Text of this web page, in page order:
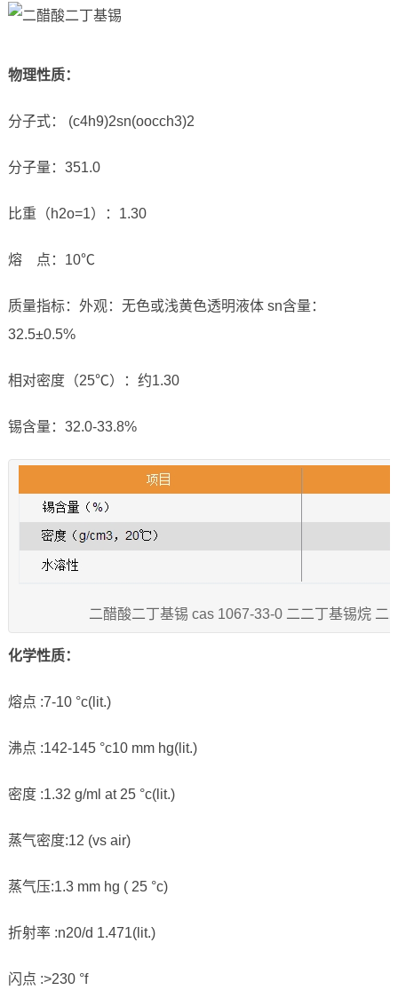
物理性质：
分子式： (c4h9)2sn(oocch3)2
分子量：351.0
比重（h2o=1）：1.30
熔 点：10℃
质量指标：外观：无色或浅黄色透明液体 sn含量：
32.5±0.5%
相对密度（25℃）：约1.30
锡含量：32.0-33.8%
二醋酸二丁基锡 cas 1067-33-0 二二丁基锡烷 二
化学性质：
熔点 :7-10 °c(lit.)
沸点 :142-145 °c10 mm hg(lit.)
密度 :1.32 g/ml at 25 °c(lit.)
蒸气密度:12 (vs air)
蒸气压:1.3 mm hg ( 25 °c)
折射率 :n20/d 1.471(lit.)
闪点 :>230 °f